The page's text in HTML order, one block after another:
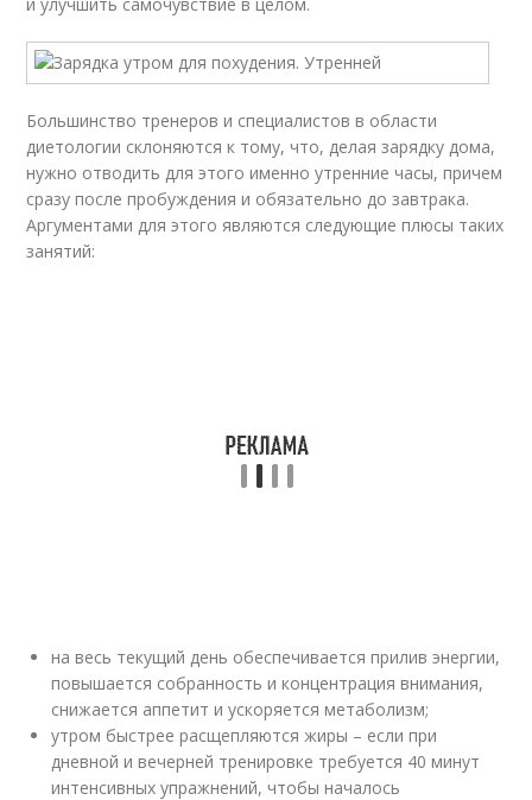
Большинство тренеров и специалистов в области
диетологии склоняются к тому, что, делая зарядку дома,
нужно отводить для этого именно утренние часы, причем
сразу после пробуждения и обязательно до завтрака.
Аргументами для этого являются следующие плюсы таких
занятий:
на весь текущий день обеспечивается прилив энергии,
повышается собранность и концентрация внимания,
снижается аппетит и ускоряется метаболизм;
утром быстрее расщепляются жиры – если при
дневной и вечерней тренировке требуется 40 минут
интенсивных упражнений, чтобы началось